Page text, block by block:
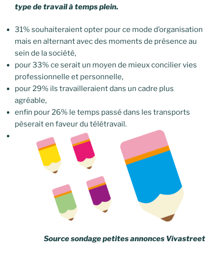
type de travail à temps plein.
31% souhaiteraient opter pour ce mode d’organisation
mais en alternant avec des moments de présence au
sein de la société,
pour 33% ce serait un moyen de mieux concilier vies
professionnelle et personnelle,
pour 29% ils travailleraient dans un cadre plus
agréable,
enfin pour 26% le temps passé dans les transports
pèserait en faveur du télétravail.
Source sondage petites annonces Vivastreet